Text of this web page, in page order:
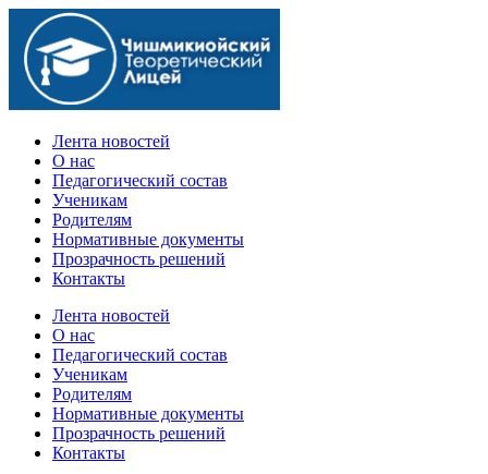
Официальный сайт учебного заведения
Лента новостей
О нас
Педагогический состав
Ученикам
Родителям
Нормативные документы
Прозрачность решений
Контакты
Лента новостей
О нас
Педагогический состав
Ученикам
Родителям
Нормативные документы
Прозрачность решений
Контакты